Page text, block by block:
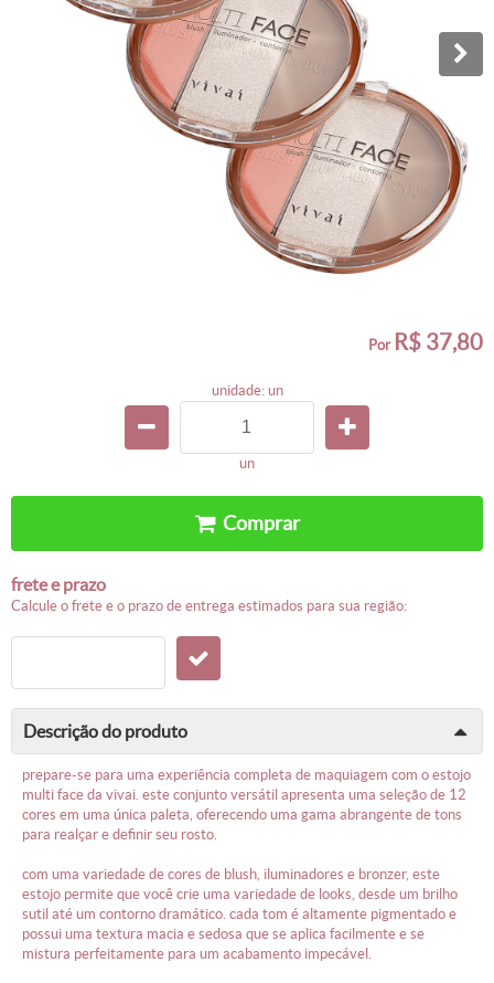
por R$ 37,80
unidade: un
un
comprar
frete e prazo
calcule o frete e o prazo de entrega estimados para sua região:
descrição do produto
prepare-se para uma experiência completa de maquiagem com o estojo
multi face da vivai. este conjunto versátil apresenta uma seleção de 12
cores em uma única paleta, oferecendo uma gama abrangente de tons
para realçar e definir seu rosto.
com uma variedade de cores de blush, iluminadores e bronzer, este
estojo permite que você crie uma variedade de looks, desde um brilho
sutil até um contorno dramático. cada tom é altamente pigmentado e
possui uma textura macia e sedosa que se aplica facilmente e se
mistura perfeitamente para um acabamento impecável.